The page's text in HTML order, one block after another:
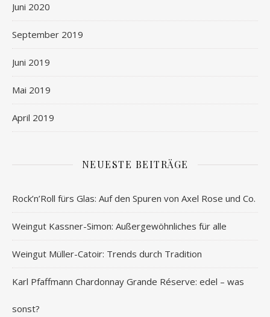
Juni 2020
September 2019
Juni 2019
Mai 2019
April 2019
NEUESTE BEITRÄGE
Rock’n’Roll fürs Glas: Auf den Spuren von Axel Rose und Co.
Weingut Kassner-Simon: Außergewöhnliches für alle
Weingut Müller-Catoir: Trends durch Tradition
Karl Pfaffmann Chardonnay Grande Réserve: edel – was
sonst?